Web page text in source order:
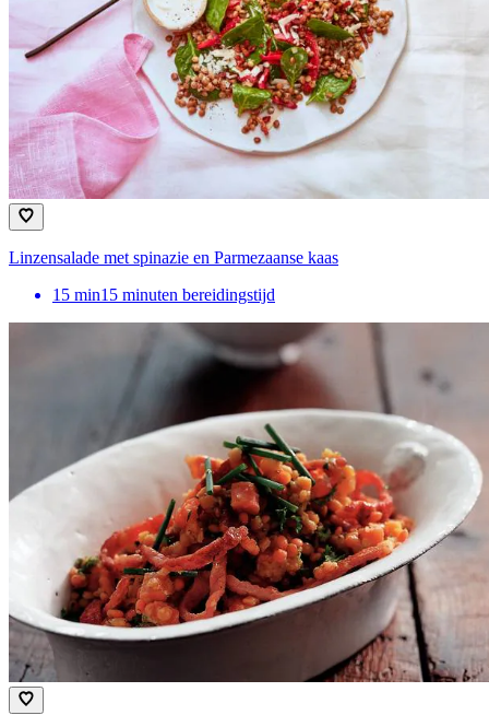
Linzensalade met spinazie en Parmezaanse kaas
15 min15 minuten bereidingstijd